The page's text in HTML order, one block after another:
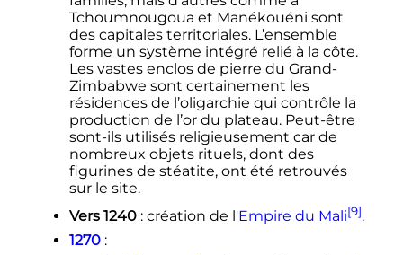
Tchoumnougoua et Manékouéni sont
des capitales territoriales. L’ensemble
forme un système intégré relié à la côte.
Les vastes enclos de pierre du Grand-
Zimbabwe sont certainement les
résidences de l’oligarchie qui contrôle la
production de l’or du plateau. Peut-être
sont-ils utilisés religieusement car de
nombreux objets rituels, dont des
figurines de stéatite, ont été retrouvés
sur le site.
Vers 1240 : création de l'Empire du Mali[9].
1270 :